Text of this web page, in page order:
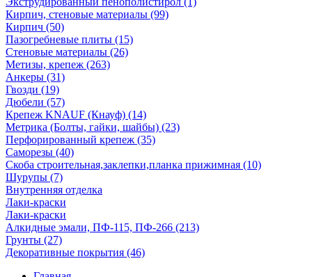
Кирпич, стеновые материалы (99)
Кирпич (50)
Пазогребневые плиты (15)
Стеновые материалы (26)
Метизы, крепеж (263)
Анкеры (31)
Гвозди (19)
Дюбели (57)
Крепеж KNAUF (Кнауф) (14)
Метрика (Болты, гайки, шайбы) (23)
Перфорированный крепеж (35)
Саморезы (40)
Скоба строительная,заклепки,планка прижимная (10)
Шурупы (7)
Внутренняя отделка
Лаки-краски
Лаки-краски
Алкидные эмали, ПФ-115, ПФ-266 (213)
Грунты (27)
Декоративные покрытия (46)